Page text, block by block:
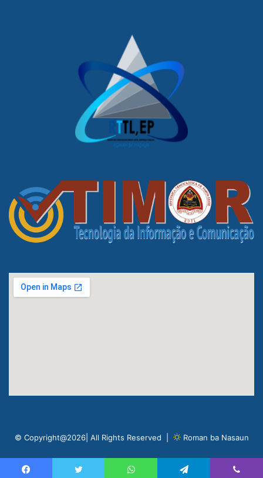
© Copyright@2026| All Rights Reserved | Roman ba Nasaun